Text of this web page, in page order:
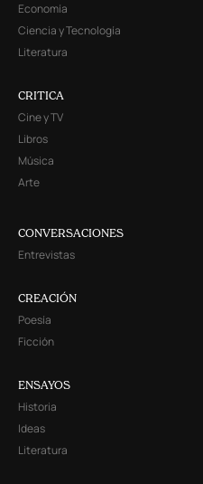
Economía
Ciencia y Tecnología
Literatura
CRITICA
Cine y TV
Libros
Música
Arte
CONVERSACIONES
Entrevistas
CREACIÓN
Poesía
Ficción
ENSAYOS
Historia
Ideas
Literatura